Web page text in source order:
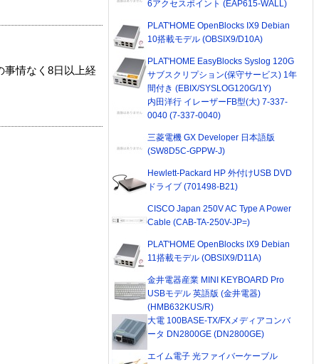
事情なく8日以上経
6アクセスポイント (EAP615-WALL)
PLAT'HOME OpenBlocks IX9 Debian
10搭載モデル (OBSIX9/D10A)
PLAT'HOME EasyBlocks Syslog 120G
サブスクリプション(保守サービス) 1年
間付き (EBIX/SYSLOG120G/1Y)
内田洋行 イレーザーFB型(大) 7-337-
0040 (7-337-0040)
三菱電機 GX Developer 日本語版
(SW8D5C-GPPW-J)
Hewlett-Packard HP 外付けUSB DVD
ドライブ (701498-B21)
CISCO Japan 250V AC Type A Power
Cable (CAB-TA-250V-JP=)
PLAT'HOME OpenBlocks IX9 Debian
11搭載モデル (OBSIX9/D11A)
金井電器産業 MINI KEYBOARD Pro
USBモデル 英語版 (金井電器)
(HMB632KUS/R)
大電 100BASE-TX/FXメディアコンバ
ータ DN2800GE (DN2800GE)
エイム電子 光ファイバーケーブル